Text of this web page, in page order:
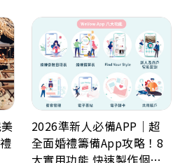
2026準新人必備APP｜超
全面婚禮籌備App攻略！8